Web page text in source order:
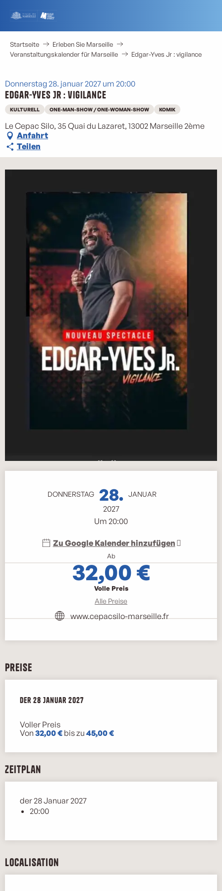
contenu
principal
Startseite
Erleben Sie Marseille
Veranstaltungskalender für Marseille
Edgar-Yves Jr : vigilance
Donnerstag 28. januar 2027 um 20:00
Edgar-Yves Jr : vigilance
KULTURELL ONE-MAN-SHOW / ONE-WOMAN-SHOW KOMIK
Le Cepac Silo, 35 Quai du Lazaret, 13002 Marseille 2ème
Anfahrt
Teilen
DONNERSTAG 28. JANUAR
2027
Um 20:00
Zu Google Kalender hinzufügen
Ab
32,00 €
Volle Preis
Alle Preise
www.cepacsilo-marseille.fr
Preise
der 28 Januar 2027
der 28 Januar 2027
Voller Preis
Von 32,00 € bis zu 45,00 €
Zeitplan
der 28 Januar 2027
20:00
Localisation